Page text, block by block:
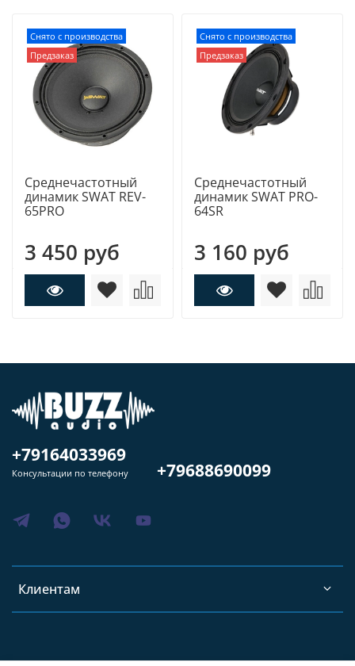
Снято с производства
Предзаказ
Среднечастотный
динамик SWAT REV-
65PRO
3 450 руб
Снято с производства
Предзаказ
Среднечастотный
динамик SWAT PRO-
64SR
3 160 руб
Клиентам
+79164033969
Консультации по телефону +79688690099